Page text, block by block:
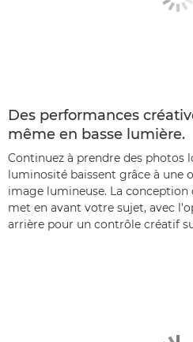
Des performances
même en basse lumière.
Continuez à prendre des photos
luminosité baissent grâce à une
image lumineuse. La
met en avant votre sujet, avec
arrière pour un contrôle créatif